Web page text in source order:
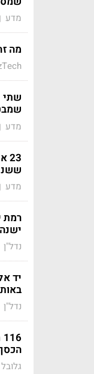
מדע |
מה
שתי
שמבטיח
מדע |
מדע |
ישנה ב-
נדל"ן
נדל"ן
גלובל